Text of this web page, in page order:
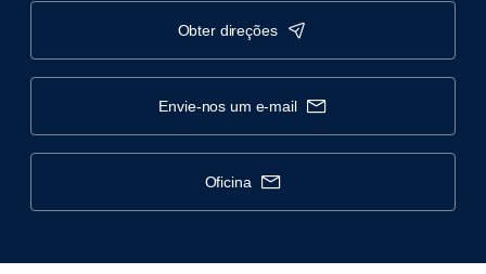
obter direções
envie-nos um e-mail
oficina